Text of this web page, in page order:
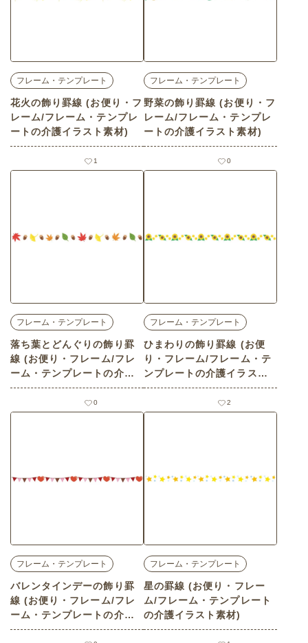
フレーム・テンプレート
花火の飾り罫線 (お便り・フ
レーム/フレーム・テンプレ
ートの介護イラスト素材)
1
フレーム・テンプレート
野菜の飾り罫線 (お便り・フ
レーム/フレーム・テンプレ
ートの介護イラスト素材)
0
フレーム・テンプレート
落ち葉とどんぐりの飾り罫
線 (お便り・フレーム/フレ
ーム・テンプレートの介護
イラスト素材)
0
フレーム・テンプレート
ひまわりの飾り罫線 (お便
り・フレーム/フレーム・テ
ンプレートの介護イラスト
素材)
2
フレーム・テンプレート
バレンタインデーの飾り罫
線 (お便り・フレーム/フレ
ーム・テンプレートの介護
イラスト素材)
フレーム・テンプレート
星の罫線 (お便り・フレー
ム/フレーム・テンプレート
の介護イラスト素材)